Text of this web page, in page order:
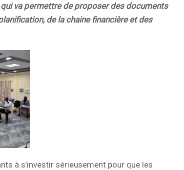
va permettre de proposer des documents
de la chaine financière et des
à s’investir sérieusement pour que les